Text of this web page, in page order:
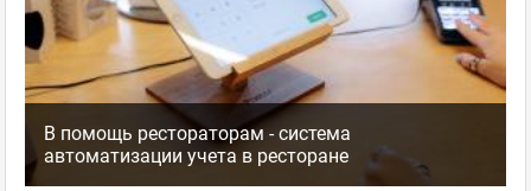
В помощь рестораторам - система
автоматизации учета в ресторане